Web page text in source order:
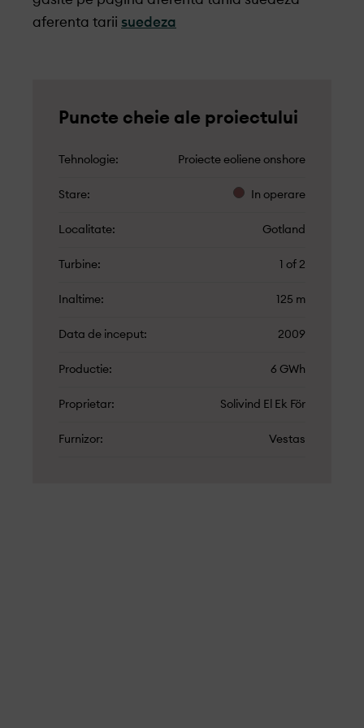
aferenta tarii suedeza
Puncte cheie ale proiectului
Tehnologie Proiecte eoliene onshore
Stare In operare
Localitate Gotland
Turbine 1 of 2
Inaltime 125 m
Data de inceput 2009
Productie 6 GWh
Proprietar Solivind El Ek För
Furnizor Vestas